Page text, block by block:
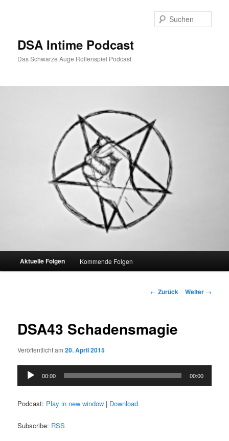
DSA Intime Podcast
Das Schwarze Auge Rollenspiel Podcast
Aktuelle Folgen Kommende Folgen
Beitrags-
← Zurück Weiter →
DSA43 Schadensmagie
Veröffentlicht am20. April 2015
Audio-
Player
00:00 00:00
Podcast: Play in new window | Download
Subscribe: RSS